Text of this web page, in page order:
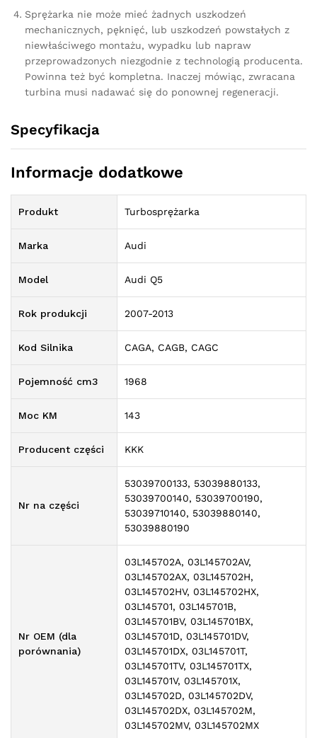
Sprężarka nie może mieć żadnych uszkodzeń
mechanicznych, pęknięć, lub uszkodzeń powstałych z
niewłaściwego montażu, wypadku lub napraw
przeprowadzonych niezgodnie z technologią producenta.
Powinna też być kompletna. Inaczej mówiąc, zwracana
turbina musi nadawać się do ponownej regeneracji.
Specyfikacja
Informacje dodatkowe
Produkt Turbosprężarka
Marka Audi
Model Audi Q5
Rok produkcji 2007-2013
Kod Silnika CAGA, CAGB, CAGC
Pojemność cm3 1968
Moc KM 143
Producent części KKK
Nr na części
53039700133, 53039880133,
53039700140, 53039700190,
53039710140, 53039880140,
53039880190
Nr OEM (dla
porównania)
03L145702A, 03L145702AV,
03L145702AX, 03L145702H,
03L145702HV, 03L145702HX,
03L145701, 03L145701B,
03L145701BV, 03L145701BX,
03L145701D, 03L145701DV,
03L145701DX, 03L145701T,
03L145701TV, 03L145701TX,
03L145701V, 03L145701X,
03L145702D, 03L145702DV,
03L145702DX, 03L145702M,
03L145702MV, 03L145702MX